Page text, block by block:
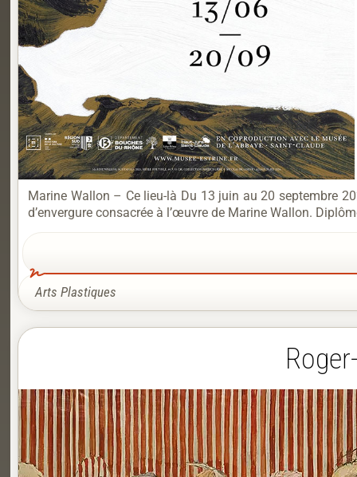
Marine Wallon – Ce lieu-là Du 13 juin au 20 septembre
d’envergure consacrée à l’œuvre de Marine Wallon.
Arts Plastiques